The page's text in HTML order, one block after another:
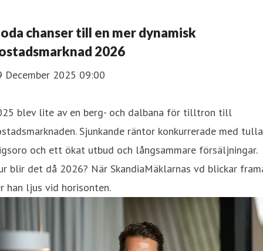
chanser till en mer dynamisk
2026
December 2025 09:00
blev lite av en berg- och dalbana för tilltron till
Sjunkande räntor konkurrerade med
och ett ökat utbud och långsammare försäljningar.
blir det då 2026? När SkandiaMäklarnas vd blickar
han ljus vid horisonten.